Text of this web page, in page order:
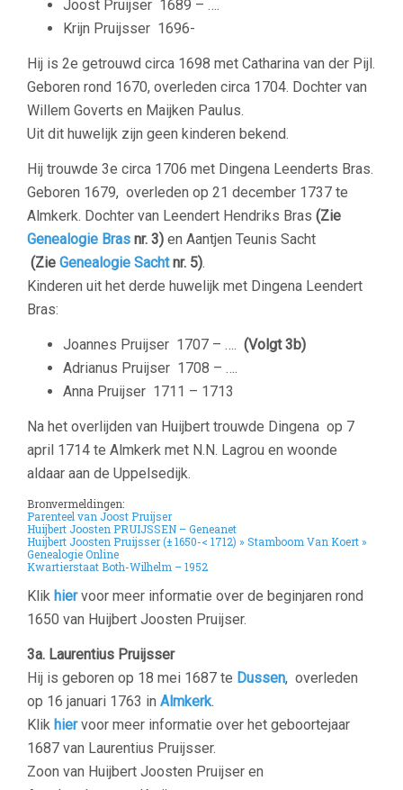
Joost Pruijser 1689 – ….
Krijn Pruijsser 1696-
Hij is 2e getrouwd circa 1698 met Catharina van der Pijl.
Geboren rond 1670, overleden circa 1704. Dochter van
Willem Goverts en Maijken Paulus.
Uit dit huwelijk zijn geen kinderen bekend.
Hij trouwde 3e circa 1706 met Dingena Leenderts Bras.
Geboren 1679, overleden op 21 december 1737 te
Almkerk. Dochter van Leendert Hendriks Bras (Zie
Genealogie Bras nr. 3) en Aantjen Teunis Sacht
(Zie Genealogie Sachtnr. 5).
Kinderen uit het derde huwelijk met Dingena Leendert
Bras:
Joannes Pruijser 1707 – …. (Volgt 3b)
Adrianus Pruijser 1708 – ….
Anna Pruijser 1711 – 1713
Na het overlijden van Huijbert trouwde Dingena op 7
april 1714 te Almkerk met N.N. Lagrou en woonde
aldaar aan de Uppelsedijk.
Bronvermeldingen:
Parenteel van Joost Pruijser
Huijbert Joosten PRUIJSSEN – Geneanet
Huijbert Joosten Pruijsser (± 1650-< 1712) » Stamboom Van Koert »
Genealogie Online
Kwartierstaat Both-Wilhelm – 1952
Klik hier voor meer informatie over de beginjaren rond
1650 van Huijbert Joosten Pruijser.
3a. Laurentius Pruijsser
Hij is geboren op 18 mei 1687 te Dussen, overleden
op 16 januari 1763 in Almkerk.
Klik hiervoor meer informatie over het geboortejaar
1687 van Laurentius Pruijsser.
Zoon van Huijbert Joosten Pruijser en